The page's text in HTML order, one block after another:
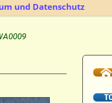
und Datenschutz